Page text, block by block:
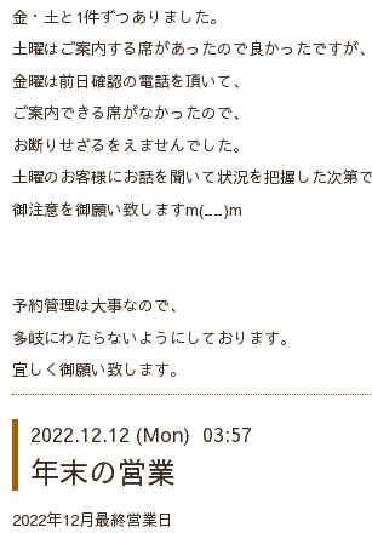
金・土と1件ずつありました。
土曜はご案内する席があったので良かったですが、
金曜は前日確認の電話を頂いて、
ご案内できる席がなかったので、
お断りせざるをえませんでした。
土曜のお客様にお話を聞いて状況を把握した次第で
御注意を御願い致しますm(__)m
予約管理は大事なので、
多岐にわたらないようにしております。
宜しく御願い致します。
2022.12.12 (Mon) 03:57
年末の営業
2022年12月最終営業日